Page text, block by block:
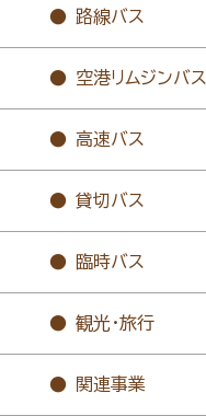
路線バス
空港リムジンバス
高速バス
貸切バス
臨時バス
観光・旅行
関連事業